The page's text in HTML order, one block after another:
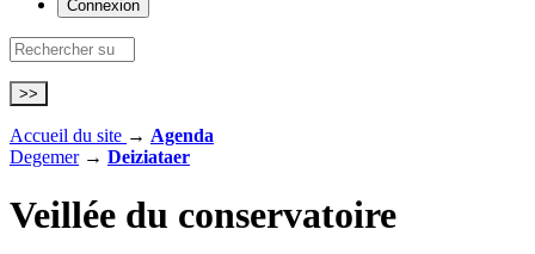
Connexion
Accueil du site → Agenda
Degemer → Deiziataer
Veillée du conservatoire